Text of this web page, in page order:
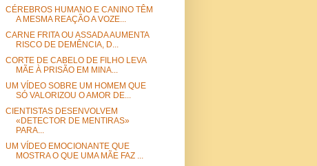
CÉREBROS HUMANO E CANINO TÊM
A MESMA REAÇÃO A VOZE...
CARNE FRITA OU ASSADA AUMENTA
RISCO DE DEMÊNCIA, D...
CORTE DE CABELO DE FILHO LEVA
MÃE À PRISÃO EM MINA...
UM VÍDEO SOBRE UM HOMEM QUE
SÓ VALORIZOU O AMOR DE...
CIENTISTAS DESENVOLVEM
«DETECTOR DE MENTIRAS»
PARA...
UM VÍDEO EMOCIONANTE QUE
MOSTRA O QUE UMA MÃE FAZ ...